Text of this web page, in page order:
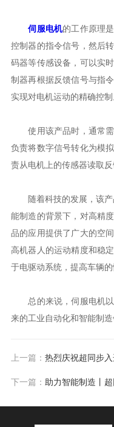
伺服电机的工作原理
控制器的指令信号，然后
码器等传感设备，可以实
制器再根据反馈信号与指
实现对电机运动的精确控制
使用该产品时，通常需
负责将数字信号转化为模
责从电机上的传感器读取反
随着科技的发展，该产
能制造的背景下，对高精
品的应用提供了广大的空
高机器人的运动精度和稳
于电驱动系统，提高车辆的
总的来说，伺服电机以
来的工业自动化和智能制造
上一篇： 热烈庆祝超同步
下一篇： 助力智能制造丨